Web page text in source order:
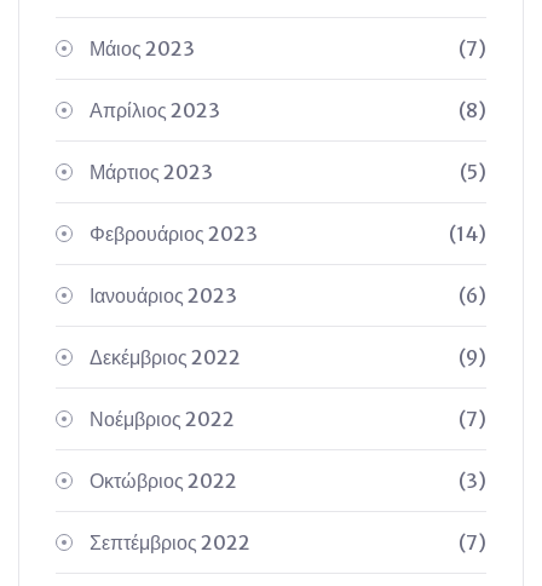
Μάιος 2023 (7)
Απρίλιος 2023 (8)
Μάρτιος 2023 (5)
Φεβρουάριος 2023 (14)
Ιανουάριος 2023 (6)
Δεκέμβριος 2022 (9)
Νοέμβριος 2022 (7)
Οκτώβριος 2022 (3)
Σεπτέμβριος 2022 (7)